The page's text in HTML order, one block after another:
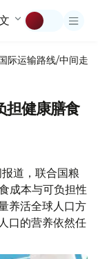
际运输路线/中间走廊
担健康膳食
道，联合国粮
成本与可负担性
养活全球人口方
口的营养依然任